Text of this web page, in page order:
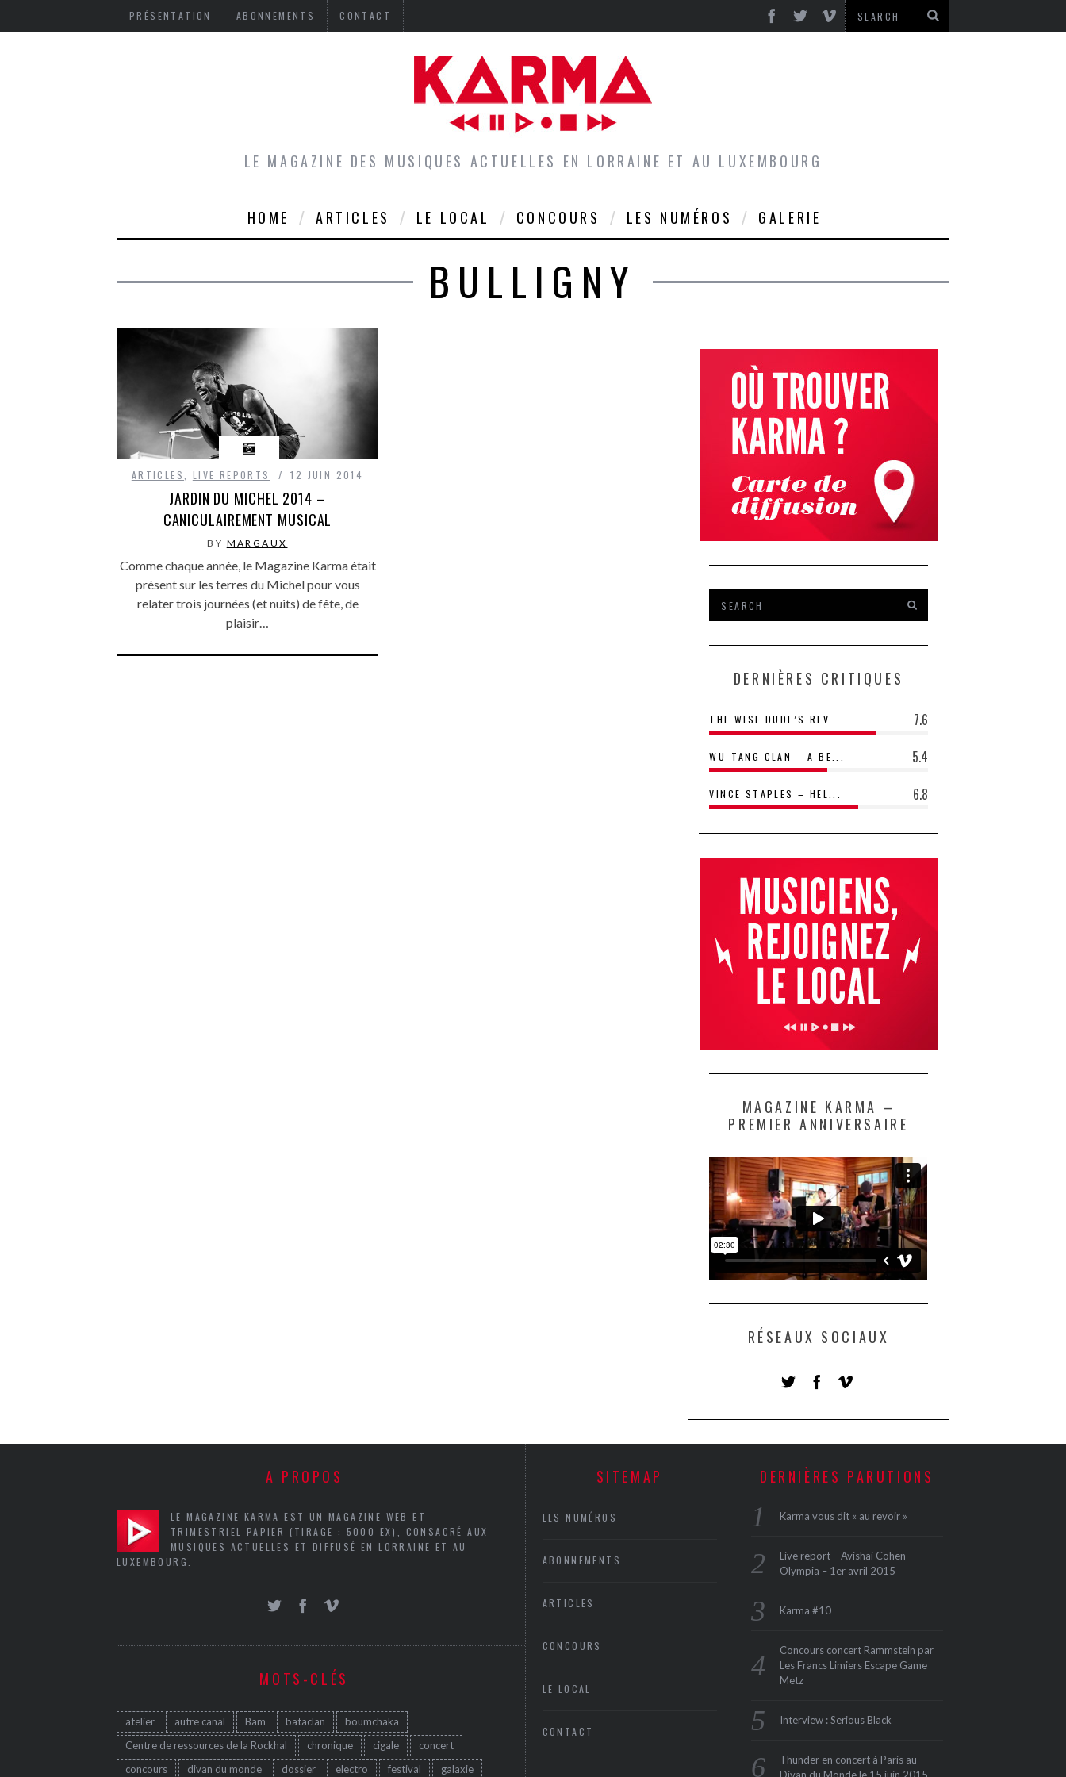
PRÉSENTATION ABONNEMENTS CONTACT
LE MAGAZINE DES MUSIQUES ACTUELLES EN LORRAINE ET AU LUXEMBOURG
HOME ARTICLES LE LOCAL CONCOURS LES NUMÉROS GALERIE
BULLIGNY
ARTICLES LIVE REPORTS 12 JUIN 2014
JARDIN DU MICHEL 2014 –
CANICULAIREMENT MUSICAL
BY MARGAUX
Comme chaque année, le Magazine Karma était
présent sur les terres du Michel pour vous
relater trois journées (et nuits) de fête, de
plaisir…
DERNIÈRES CRITIQUES
7.6
THE WISE DUDE’S REV...
5.4
WU-TANG CLAN – A BE...
6.8
VINCE STAPLES – HEL...
MAGAZINE KARMA –
PREMIER ANNIVERSAIRE
RÉSEAUX SOCIAUX
A PROPOS
LE MAGAZINE KARMA EST UN MAGAZINE WEB ET
TRIMESTRIEL PAPIER (TIRAGE : 5000 EX), CONSACRÉ AUX
MUSIQUES ACTUELLES ET DIFFUSÉ EN LORRAINE ET AU
LUXEMBOURG.
MOTS-CLÉS
atelier autre canal Bam bataclan
boumchaka
Centre de ressources de la Rockhal
chronique cigale
concert
concours
divan du monde dossier electro festival galaxie
SITEMAP
LES NUMÉROS
ABONNEMENTS
ARTICLES
CONCOURS
LE LOCAL
CONTACT
DERNIÈRES PARUTIONS
Karma vous dit « au revoir »
Live report – Avishai Cohen –
Olympia – 1er avril 2015
Karma #10
Concours concert Rammstein par
Les Francs Limiers Escape Game
Metz
Interview : Serious Black
Thunder en concert à Paris au
Divan du Monde le 15 juin 2015